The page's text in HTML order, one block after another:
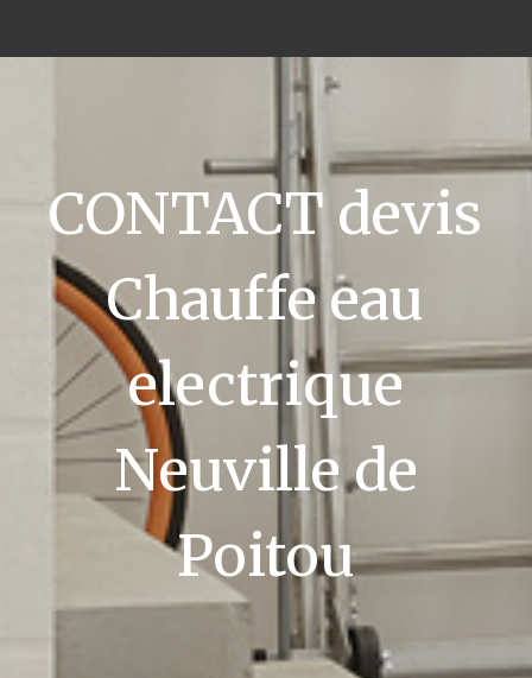
CONTACT devis
Chauffe eau
electrique
Neuville de
Poitou